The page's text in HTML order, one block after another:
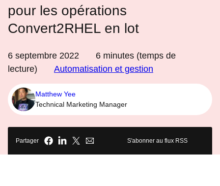
pour les opérations
Convert2RHEL en lot
6 septembre 2022 6 minutes (temps de
lecture)
Automatisation et gestion
Matthew Yee
Technical Marketing Manager
Partager S'abonner au flux RSS